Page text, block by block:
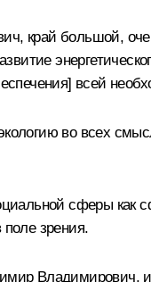
край большой,
всей
во всех
сферы как
зрения.
Владимирович,